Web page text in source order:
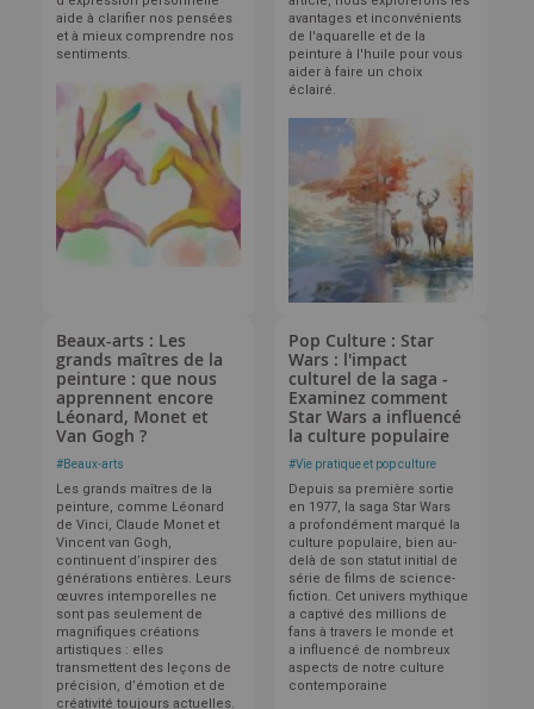
aide à clarifier nos pensées
et à mieux comprendre nos
sentiments.
avantages et inconvénients
de l'aquarelle et de la
peinture à l'huile pour vous
aider à faire un choix
éclairé.
Beaux-arts : Les
grands maîtres de la
peinture : que nous
apprennent encore
Léonard, Monet et
Van Gogh ?
#Beaux-arts
Les grands maîtres de la
peinture, comme Léonard
de Vinci, Claude Monet et
Vincent van Gogh,
continuent d’inspirer des
générations entières. Leurs
œuvres intemporelles ne
sont pas seulement de
magnifiques créations
artistiques : elles
transmettent des leçons de
précision, d’émotion et de
créativité toujours actuelles.
Pop Culture : Star
Wars : l'impact
culturel de la saga -
Examinez comment
Star Wars a influencé
la culture populaire
#Vie pratique et pop culture
Depuis sa première sortie
en 1977, la saga Star Wars
a profondément marqué la
culture populaire, bien au-
delà de son statut initial de
série de films de science-
fiction. Cet univers mythique
a captivé des millions de
fans à travers le monde et
a influencé de nombreux
aspects de notre culture
contemporaine